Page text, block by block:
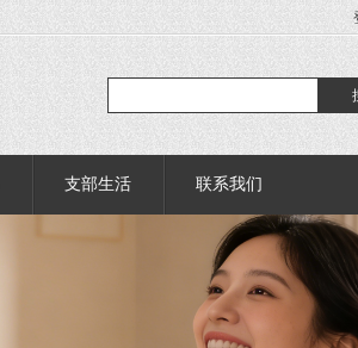
支部生活 联系我们